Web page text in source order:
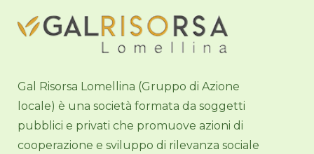
Gal Risorsa Lomellina (Gruppo di Azione
locale) è una società formata da soggetti
pubblici e privati che promuove azioni di
cooperazione e sviluppo di rilevanza sociale